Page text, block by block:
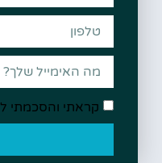
קראתי והסכמתי ל